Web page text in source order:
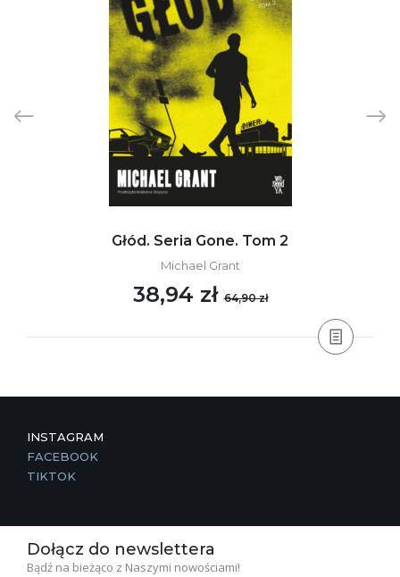
Głód. Seria Gone. Tom 2
Michael Grant
38,94 zł64,90 zł
INSTAGRAM
FACEBOOK
TIKTOK
Dołącz do newslettera
Bądź na bieżąco z Naszymi nowościami!